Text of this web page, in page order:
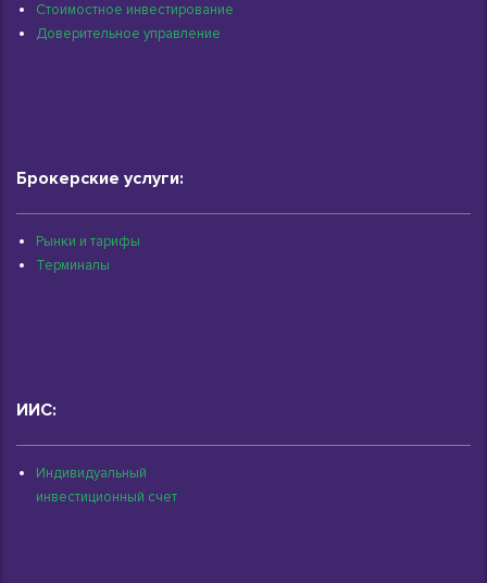
Стоимостное инвестирование
Доверительное управление
Брокерские услуги:
Рынки и тарифы
Терминалы
ИИС:
Индивидуальный
инвестиционный счет